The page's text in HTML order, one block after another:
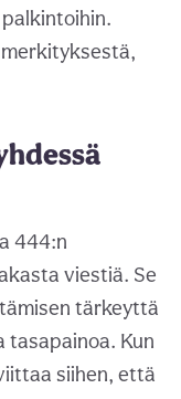
444:n
viestiä. Se
tärkeyttä
tasapainoa. Kun
siihen, että